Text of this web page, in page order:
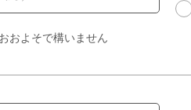
およそで構いません